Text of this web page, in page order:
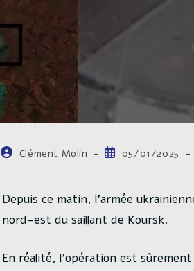
Auteur/autrice
publication :
Clément Molin
Publication
05/01/2025
Depuis ce matin, l’armée
nord-est du saillant de Koursk.
En réalité, l’opération est